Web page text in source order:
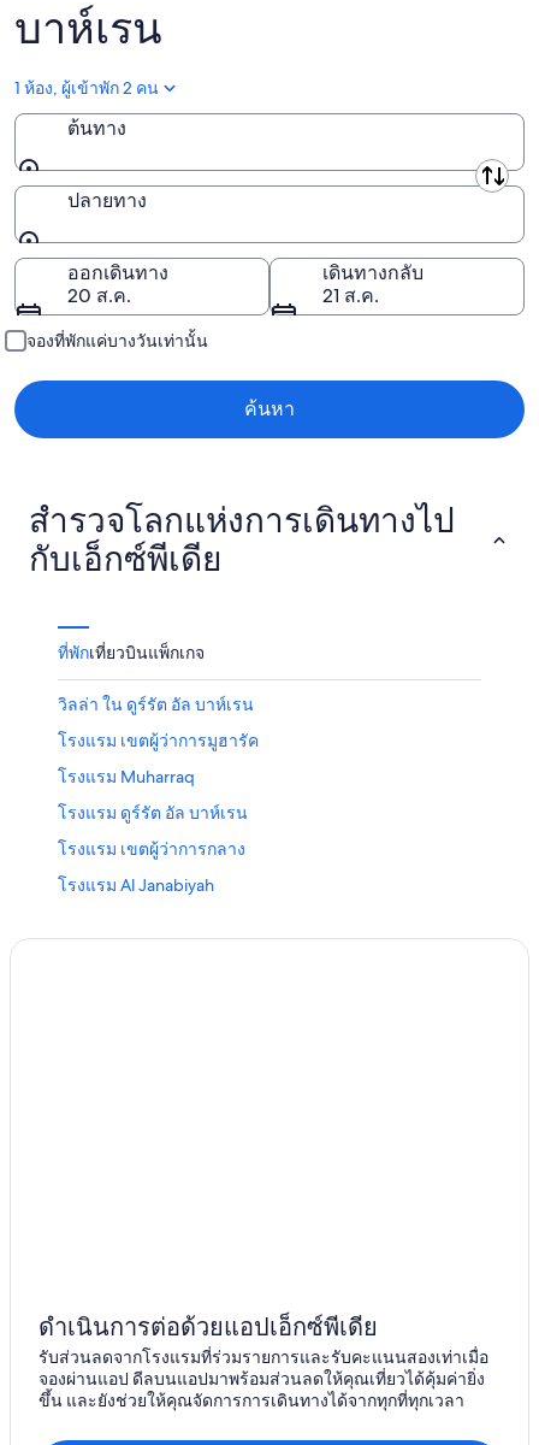
บาห์เรน
1 ห้อง, ผู้เข้าพัก 2 คน
ต้นทาง
ต้นทาง
ปลายทาง
ปลายทาง
ออกเดินทาง
20 ส.ค.
เดินทางกลับ
21 ส.ค.
จองที่พักแค่บางวันเท่านั้น
ค้นหา
สำรวจโลกแห่งการเดินทางไป
กับเอ็กซ์พีเดีย
ที่พักเที่ยวบินแพ็กเกจ
วิลล่า ใน ดูร์รัต อัล บาห์เรน
โรงแรม เขตผู้ว่าการมูฮารัค
โรงแรม Muharraq
โรงแรม ดูร์รัต อัล บาห์เรน
โรงแรม เขตผู้ว่าการกลาง
โรงแรม Al Janabiyah
โรงแรม Maqaba
โรงแรม Zallaq
โรงแรม อัล มาร์ค
ดำเนินการต่อด้วยแอปเอ็กซ์พีเดีย
รับส่วนลดจากโรงแรมที่ร่วมรายการและรับคะแนนสองเท่าเมื่อ
จองผ่านแอป ดีลบนแอปมาพร้อมส่วนลดให้คุณเที่ยวได้คุ้มค่ายิ่ง
ขึ้น และยังช่วยให้คุณจัดการการเดินทางได้จากทุกที่ทุกเวลา